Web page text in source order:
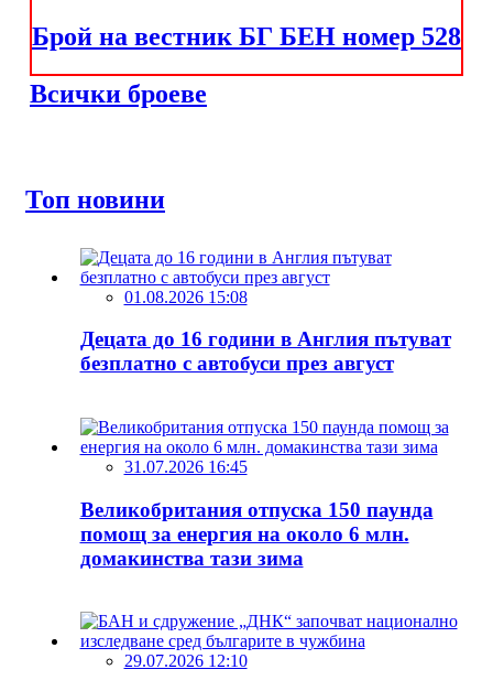
Брой на вестник БГ БЕН номер 528
Всички броеве
Топ новини
01.08.2026 15:08
Децата до 16 години в Англия пътуват
безплатно с автобуси през август
31.07.2026 16:45
Великобритания отпуска 150 паунда
помощ за енергия на около 6 млн.
домакинства тази зима
29.07.2026 12:10